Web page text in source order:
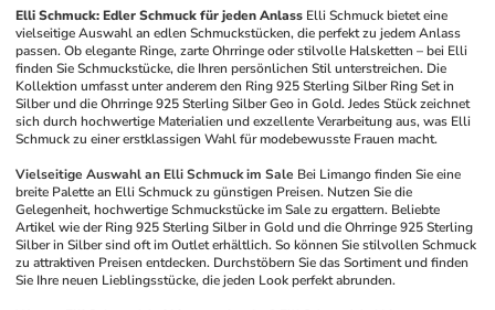
Elli Schmuck: Edler Schmuck für jeden Anlass Elli Schmuck bietet eine
vielseitige Auswahl an edlen Schmuckstücken, die perfekt zu jedem Anlass
passen. Ob elegante Ringe, zarte Ohrringe oder stilvolle Halsketten – bei Elli
finden Sie Schmuckstücke, die Ihren persönlichen Stil unterstreichen. Die
Kollektion umfasst unter anderem den Ring 925 Sterling Silber Ring Set in
Silber und die Ohrringe 925 Sterling Silber Geo in Gold. Jedes Stück zeichnet
sich durch hochwertige Materialien und exzellente Verarbeitung aus, was Elli
Schmuck zu einer erstklassigen Wahl für modebewusste Frauen macht.
Vielseitige Auswahl an Elli Schmuck im Sale Bei Limango finden Sie eine
breite Palette an Elli Schmuck zu günstigen Preisen. Nutzen Sie die
Gelegenheit, hochwertige Schmuckstücke im Sale zu ergattern. Beliebte
Artikel wie der Ring 925 Sterling Silber in Gold und die Ohrringe 925 Sterling
Silber in Silber sind oft im Outlet erhältlich. So können Sie stilvollen Schmuck
zu attraktiven Preisen entdecken. Durchstöbern Sie das Sortiment und finden
Sie Ihre neuen Lieblingsstücke, die jeden Look perfekt abrunden.